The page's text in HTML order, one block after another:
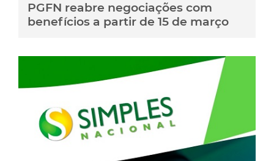
PGFN reabre negociações com
benefícios a partir de 15 de março